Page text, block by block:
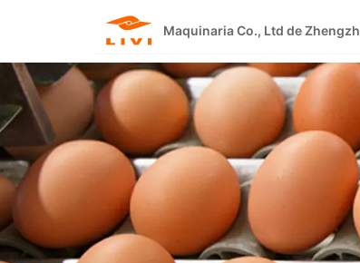
Maquinaria Co., Ltd de